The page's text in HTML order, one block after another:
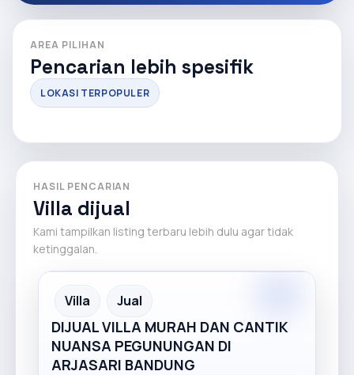
AREA PILIHAN
Pencarian lebih spesifik
LOKASI TERPOPULER
HASIL PENCARIAN
Villa dijual
Kami tampilkan listing terbaru lebih dulu agar tidak
ketinggalan.
Recommended
Villa Jual
DIJUAL VILLA MURAH DAN CANTIK
NUANSA PEGUNUNGAN DI
ARJASARI BANDUNG